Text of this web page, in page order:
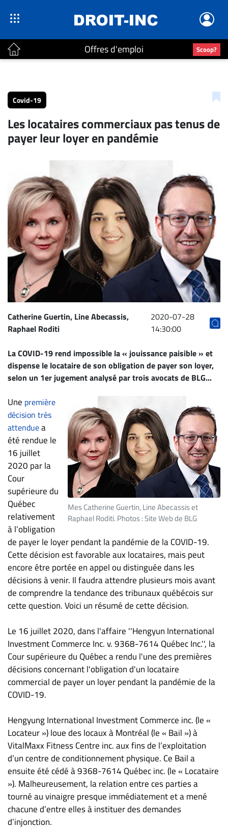
Offres d'emploi Scoop?
Accueil
Continu
Nominations
Conseillers
Juridiques
Campus
Carrière
Archives
CARRIÈRE
ET
EMPLOIS
AVOCATS
ET
Offres
d'emploi
Continue
Métiers
Scoop?
CABINETS
ET
ENTREPRISES
Espace
entreprises
Page
entreprises
Publier
un
emploi
Publicité
Solutions de
TROUVEZ-
NOUS
Nous
joindre
propos
Infolettre
S’abonner
FAQ
Politique de
confidentialité
Covid-19
Les locataires commerciaux pas tenus de
payer leur loyer en pandémie
Catherine Guertin, Line Abecassis,
Raphael Roditi
2020-07-28
14:30:00
La COVID-19 rend impossible la « jouissance paisible » et
dispense le locataire de son obligation de payer son loyer,
selon un 1er jugement analysé par trois avocats de BLG...
Mes Catherine Guertin, Line Abecassis et
Raphael Roditi. Photos : Site Web de BLG
Une première
décision très
attenduea
été rendue le
16 juillet
2020 par la
Cour
supérieure du
Québec
relativement
à l’obligation
de payer le loyer pendant la pandémie de la COVID-19.
Cette décision est favorable aux locataires, mais peut
encore être portée en appel ou distinguée dans les
décisions à venir. Il faudra attendre plusieurs mois avant
de comprendre la tendance des tribunaux québécois sur
cette question. Voici un résumé de cette décision.
Le 16 juillet 2020, dans l'affaire ''Hengyun International
Investment Commerce Inc. v. 9368-7614 Québec Inc.'', la
Cour supérieure du Québec a rendu l'une des premières
décisions concernant l'obligation d'un locataire
commercial de payer un loyer pendant la pandémie de la
COVID-19.
Hengyung International Investment Commerce inc. (le «
Locateur ») loue des locaux à Montréal (le « Bail ») à
VitalMaxx Fitness Centre inc. aux fins de l’exploitation
d’un centre de conditionnement physique. Ce Bail a
ensuite été cédé à 9368-7614 Québec inc. (le « Locataire
»). Malheureusement, la relation entre ces parties a
tourné au vinaigre presque immédiatement et a mené
chacune d’entre elles à instituer des demandes
d’injonction.